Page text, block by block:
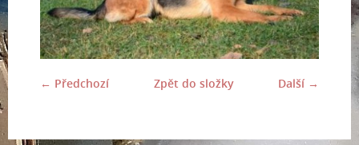
← Předchozí Další →
Zpět do složky